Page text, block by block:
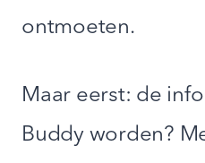
ontmoeten.
Maar eerst: de
Buddy worden?